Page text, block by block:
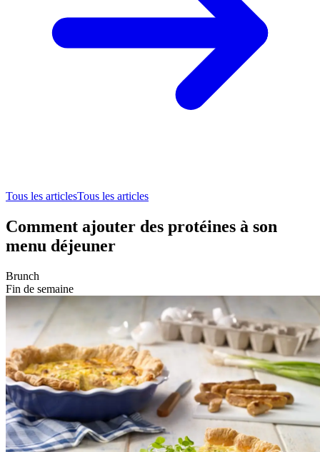
Tous les articlesTous les articles
Comment ajouter des protéines à son
menu déjeuner
Brunch
Fin de semaine